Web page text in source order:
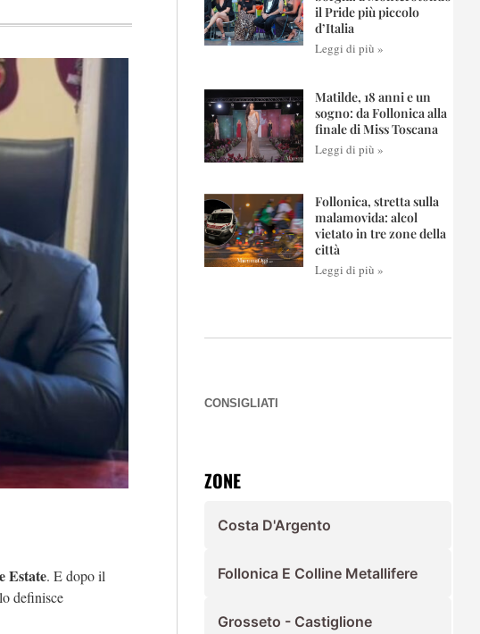
Estate. E dopo il
definisce
il Pride più piccolo
d’Italia
Leggi di più »
Matilde, 18 anni e un
sogno: da Follonica alla
finale di Miss Toscana
Leggi di più »
Follonica, stretta sulla
malamovida: alcol
vietato in tre zone della
città
Leggi di più »
CONSIGLIATI
ZONE
Costa D'Argento
Follonica E Colline Metallifere
Grosseto - Castiglione